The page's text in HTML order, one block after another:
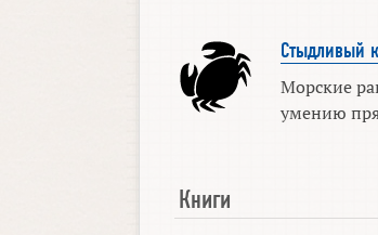
Стыдливый
Морские
умению
Книги